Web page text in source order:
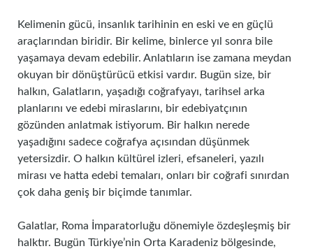
Kelimenin gücü, insanlık tarihinin en eski ve en güçlü
araçlarından biridir. Bir kelime, binlerce yıl sonra bile
yaşamaya devam edebilir. Anlatıların ise zamana meydan
okuyan bir dönüştürücü etkisi vardır. Bugün size, bir
halkın, Galatların, yaşadığı coğrafyayı, tarihsel arka
planlarını ve edebi miraslarını, bir edebiyatçının
gözünden anlatmak istiyorum. Bir halkın nerede
yaşadığını sadece coğrafya açısından düşünmek
yetersizdir. O halkın kültürel izleri, efsaneleri, yazılı
mirası ve hatta edebi temaları, onları bir coğrafi sınırdan
çok daha geniş bir biçimde tanımlar.
Galatlar, Roma İmparatorluğu dönemiyle özdeşleşmiş bir
halktır. Bugün Türkiye’nin Orta Karadeniz bölgesinde,